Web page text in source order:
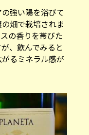
強い陽を浴びて
畑で栽培されま
の香りを帯びた
、飲んでみると
るミネラル感が